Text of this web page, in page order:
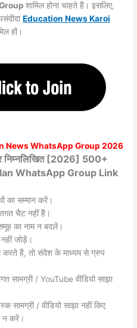
शामिल होना चाहते हैं। इसलिए,
Education News Karoi
हों।
News WhatsApp Group 2026
[2026] 500+
WhatsApp Group Link
का सम्मान करें।
चैट नहीं हैं।
का नाम न बदलें।
जोड़ें।
करते हैं, तो संदेश के माध्यम से ग्रुप
सामग्री / YouTube वीडियो साझा
/ वीडियो साझा नहीं किए
न करें।